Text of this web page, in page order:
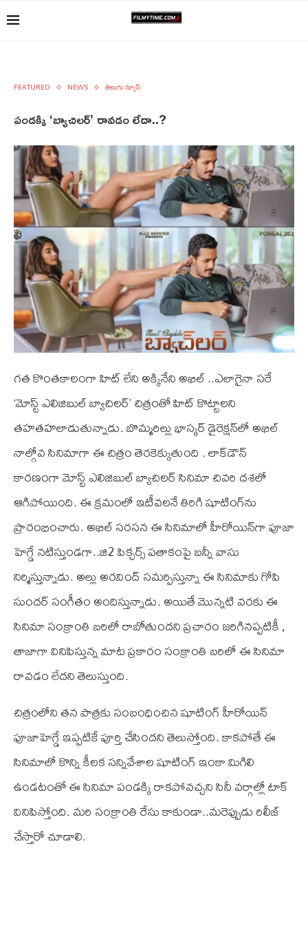
FEATURED NEWS తెలుగు న్యూస్
పండక్కి ‘బ్యాచిలర్’ రావడం లేదా..?
గత కొంతకాలంగా హిట్ లేని అక్కినేని అఖిల్‌ ..ఎలాగైనా సరే
‘మోస్ట్ ఎలిజిబుల్ బ్యాచిలర్’ చిత్రంతో హిట్ కొట్టాలని
తహతహలాడుతున్నాడు. బొమ్మరిల్లు భాస్కర్ డైరెక్షన్‌లో అఖిల్
నాల్గోవ సినిమాగా ఈ చిత్రం తెరకెక్కుతుంది . లాక్‌డౌన్
కారణంగా మోస్ట్ ఎలిజిబుల్ బ్యాచిలర్ సినిమా చివరి దశలో
ఆగిపోయింది. ఈ క్రమంలో ఇటీవలనే తిరిగి షూటింగ్‌ను
ప్రారంభించారు. అఖిల్ సరసన ఈ సినిమాలో హీరోయిన్‌గా పూజా
హెగ్డే నటిస్తుండగా..జి2 పిక్చర్స్ పతాకంపై బన్నీ వాసు
నిర్మిస్తున్నాడు. అల్లు అరవింద్ సమర్పిస్తున్నా ఈ సినిమాకు గోపి
సుందర్ సంగీతం అందిస్తున్నాడు. అయితే మొన్నటి వరకు ఈ
సినిమా సంక్రాంతి బరిలో రాబోతుందని ప్రచారం జరిగినప్పటికీ ,
తాజాగా వినిపిస్తున్న మాట ప్రకారం సంక్రాంతి బరిలో ఈ సినిమా
రావడం లేదని తెలుస్తుంది.
చిత్రంలోని తన పాత్రకు సంబంధించిన షూటింగ్ హీరోయిన్
పూజాహెగ్డే ఇప్పటికే పూర్తి చేసిందని తెలుస్తోంది. కాకపోతే ఈ
సినిమాలో కొన్ని కీలక సన్నివేశాల షూటింగ్ ఇంకా మిగిలి
ఉండటంతో ఈ సినిమా పండక్కి రాకపోవచ్చని సినీ వర్గాల్లో టాక్
వినిపిస్తోంది. మరి సంక్రాంతి రేసు కాకుండా..మరెప్పుడు రిలీజ్
చేస్తారో చూడాలి.